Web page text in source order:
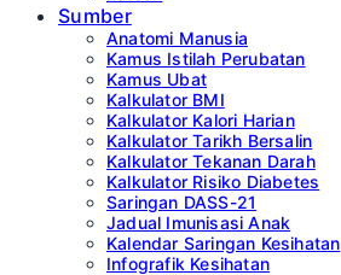
Sumber
Anatomi Manusia
Kamus Istilah Perubatan
Kamus Ubat
Kalkulator BMI
Kalkulator Kalori Harian
Kalkulator Tarikh Bersalin
Kalkulator Tekanan Darah
Kalkulator Risiko Diabetes
Saringan DASS-21
Jadual Imunisasi Anak
Kalendar Saringan Kesihatan
Infografik Kesihatan